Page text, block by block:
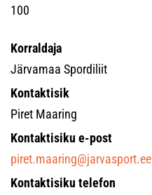
100
Korraldaja
Järvamaa Spordiliit
Kontaktisik
Piret Maaring
Kontaktisiku e-post
piret.maaring@jarvasport.ee
Kontaktisiku telefon